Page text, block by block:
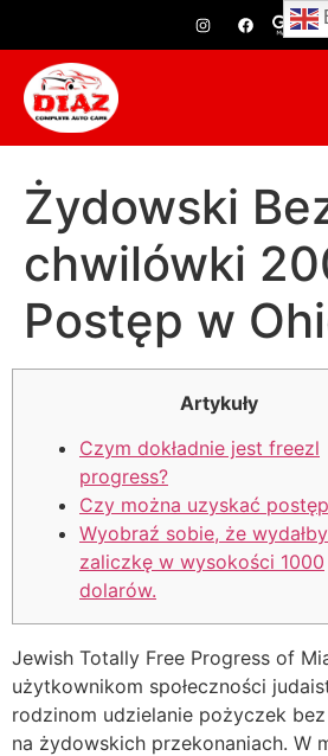
Żydowski
chwilówki
Postęp w
Artykuły
Czym dokładnie jest freezl
progress?
Czy można uzyskać
Wyobraź sobie, że
zaliczkę w wysokości 1000
dolarów.
Jewish Totally Free Progress of
użytkownikom społeczności
rodzinom udzielanie pożyczek
na żydowskich przekonaniach. W